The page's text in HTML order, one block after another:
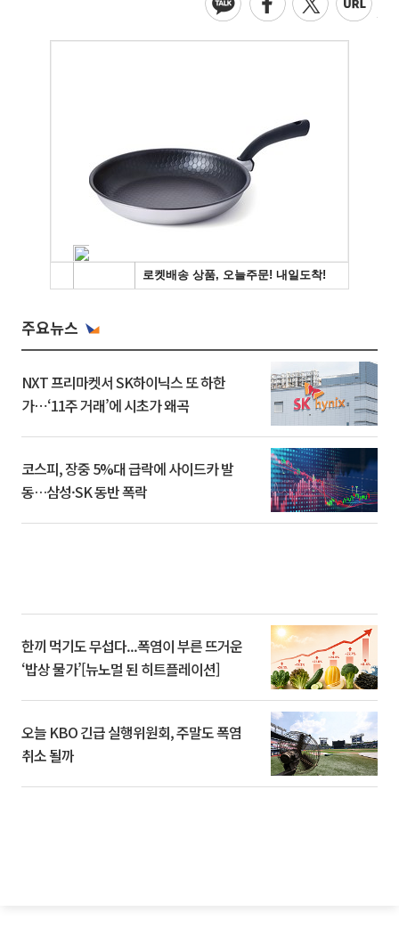
주요뉴스
NXT 프리마켓서 SK하이닉스 또 하한
가⋯‘11주 거래’에 시초가 왜곡
코스피, 장중 5%대 급락에 사이드카 발
동…삼성·SK 동반 폭락
한끼 먹기도 무섭다...폭염이 부른 뜨거운
‘밥상 물가’[뉴노멀 된 히트플레이션]
오늘 KBO 긴급 실행위원회, 주말도 폭염
취소 될까